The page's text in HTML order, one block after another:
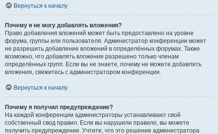
Вернуться к началу
Почему я не могу добавлять вложения?
Право добавления вложений может быть предоставлено на уровне
форума, группы или пользователя. Администратор конференции может
не разрешить добавление вложений в определённых форумах. Также
возможно, что добавлять вложения разрешено только членам
определённых групп. Если вы не знаете, почему не можете добавлять
вложения, свяжитесь с администратором конференции.
Вернуться к началу
Почему я получил предупреждение?
На каждой конференции администраторы устанавливают свой
собственный свод правил. Если вы нарушили правило, вы можете
получить предупреждение. Учтите, что это решение администратора